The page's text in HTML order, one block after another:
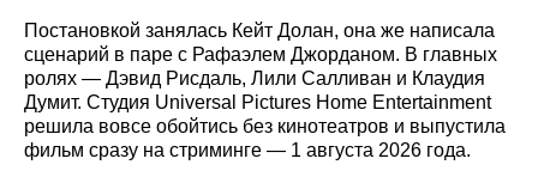
Постановкой занялась Кейт Долан, она же написала
сценарий в паре с Рафаэлем Джорданом. В главных
ролях — Дэвид Рисдаль, Лили Салливан и Клаудия
Думит. Студия Universal Pictures Home Entertainment
решила вовсе обойтись без кинотеатров и выпустила
фильм сразу на стриминге — 1 августа 2026 года.